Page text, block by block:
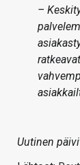
–
Uutinen